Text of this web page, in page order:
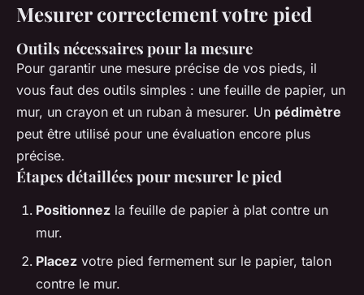
Mesurer correctement votre pied
Outils nécessaires pour la mesure
Pour garantir une mesure précise de vos pieds, il
vous faut des outils simples : une feuille de papier, un
mur, un crayon et un ruban à mesurer. Un pédimètre
peut être utilisé pour une évaluation encore plus
précise.
Étapes détaillées pour mesurer le pied
Positionnez la feuille de papier à plat contre un
mur.
Placez votre pied fermement sur le papier, talon
contre le mur.